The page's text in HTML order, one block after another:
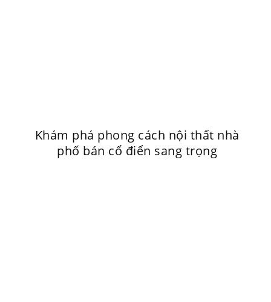
Khám phá phong cách nội thất nhà
phố bán cổ điển sang trọng